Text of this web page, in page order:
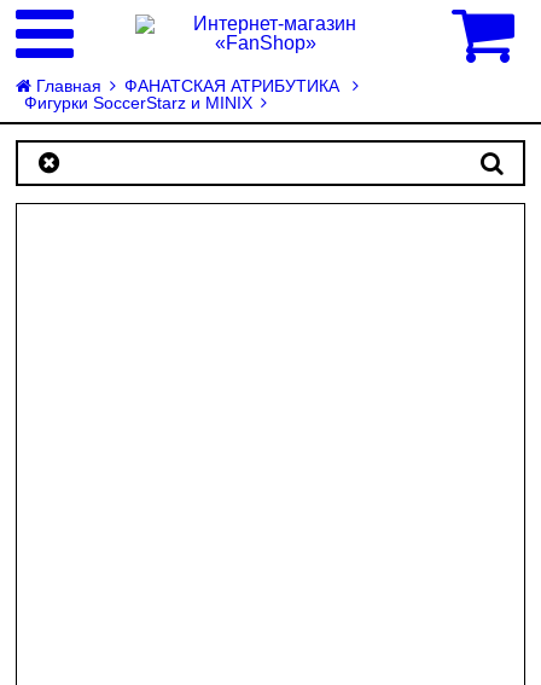
Главная
ФАНАТСКАЯ АТРИБУТИКА
Фигурки SoccerStarz и MINIX